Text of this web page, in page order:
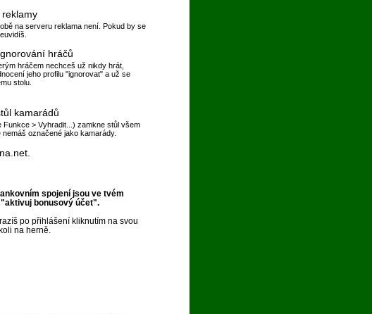
na serveru reklama není. Pokud by se
hráčů
hráčem nechceš už nikdy hrát,
jeho profilu "ignorovat" a už se
stolu.
kamarádů
Funkce > Vyhradit...) zamkne stůl všem
označené jako kamarády.
spojení jsou ve tvém
bonusový účet".
po přihlášení kliknutím na svou
na herně.